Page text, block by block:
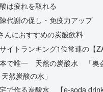
は疲れを取れる
代謝の促し・免疫力アップ
んにおすすめの炭酸飲料
イトランキング1位常連の【
で唯一 天然の炭酸水 「奥
天然炭酸の水」
で作る炭酸水 【e-soda drink